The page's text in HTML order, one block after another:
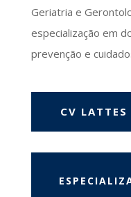
Geriatria e
especialização em
prevenção e
CV LATTES